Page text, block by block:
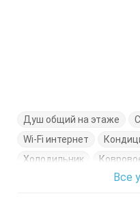
Душ общий на этаже
Wi-Fi интернет
Холодильник
Кровати односпальные
Все